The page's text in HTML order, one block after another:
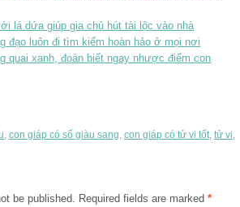
lá dứa giúp gia chủ hút tài lộc vào nhà
đạo luôn đi tìm kiếm hoàn hảo ở mọi nơi
quai xanh, đoán biết ngay nhược điểm con
, con giáp có số giàu sang, con giáp có tử vi tốt, tử vi,
be published. Required fields are marked *